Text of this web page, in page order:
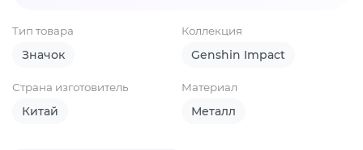
Тип товара
Значок
Коллекция
Genshin Impact
Страна изготовитель
Китай
Материал
Металл